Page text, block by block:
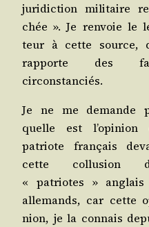
juri­dic­tion mili­taire
chée ». Je ren­voie le
teur à cette source,
rap­porte des
circonstanciés.
Je ne me demande
quelle est l’o­pi­nion
patriote fran­çais
cette col­lu­sion
« patriotes »
alle­mands, car cette
nion, je la connais